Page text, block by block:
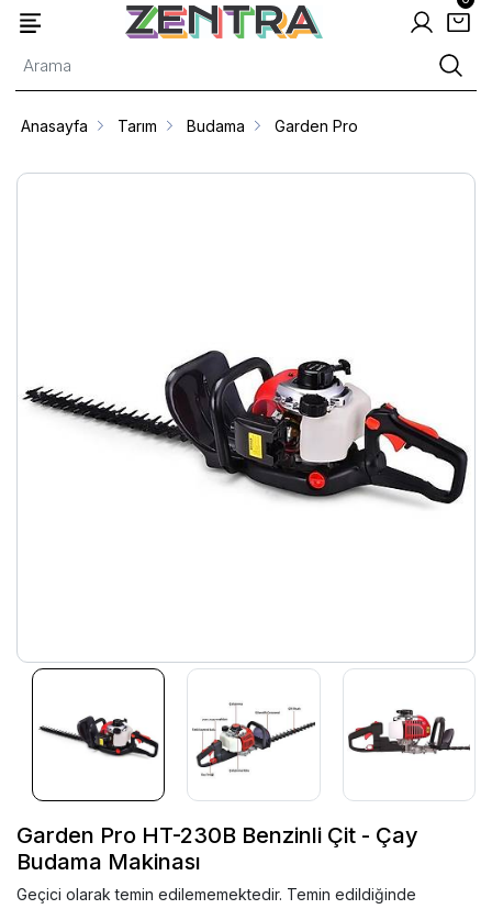
Anasayfa Tarım Budama Garden Pro
Garden Pro HT-230B Benzinli Çit - Çay
Budama Makinası
Geçici olarak temin edilememektedir. Temin edildiğinde